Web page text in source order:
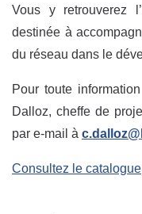
Vous y retrouverez
destinée à
du réseau dans le
Pour toute
Dalloz, cheffe de
par e-mail à
Consultez le catalogue